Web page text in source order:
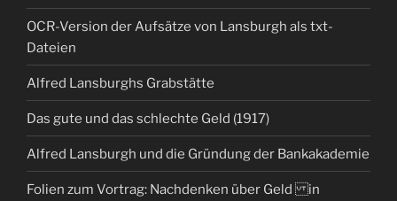
OCR-Version der Aufsätze von Lansburgh als txt-
Dateien
Alfred Lansburghs Grabstätte
Das gute und das schlechte Geld (1917)
Alfred Lansburgh und die Gründung der Bankakademie
Folien zum Vortrag: Nachdenken über Geld in